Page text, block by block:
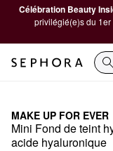
Célébration Beauty
privilégié(e)s du 1er
MAKE UP FOR EVER
Mini Fond de teint
acide hyaluronique